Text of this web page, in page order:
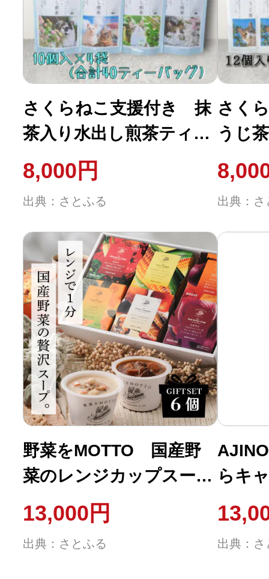
さくらねこ支援付き 抹
茶入り水出し煎茶ティー
バッグ 10個入り×4袋
(合計40リットル分)
8,000円
出典：さとふる
さく
うじ
個入
ーバ
出典：さ
野菜をMOTTO 国産野
菜のレンジカップスー
プ 6個ギフトセット
13,000円
出典：さとふる
らキ
出典：さ